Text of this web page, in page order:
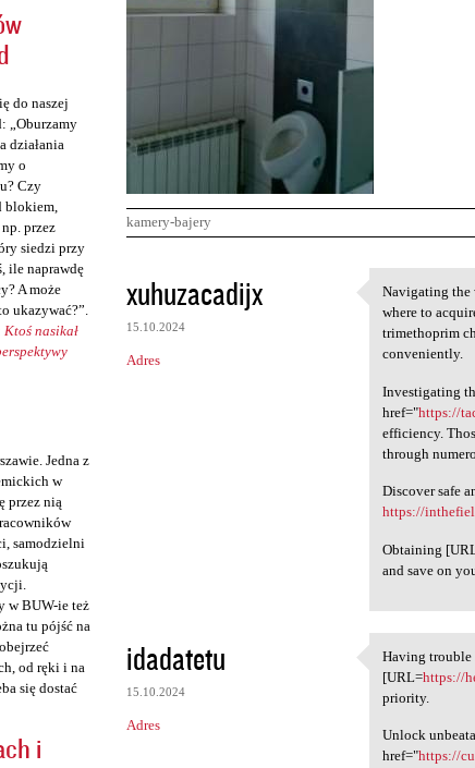
do naszej
„Oburzamy
działania
o
Czy
blokiem,
przez
siedzi przy
ile naprawdę
A może
ukazywać?”.
Ktoś nasikał
Jedna z
w
przez nią
samodzielni
w BUW-ie też
tu pójść na
od ręki i na
się dostać
i
kamery-bajery
K
o
m
e
xuhuzacadijx
15.10.2024
Adres
Navigating
Navigating the
where to
trimethoprim
conveniently.
Investigating
href="https://
efficiency.
through
Discover safe
https://
Obtaining
and save on
idadatetu
15.10.2024
Adres
Having
Having
[URL=https://
priority.
Unlock
href="https://